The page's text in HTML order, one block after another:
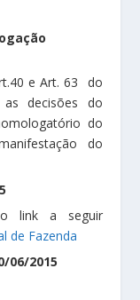
e Art. 63 do
as decisões do
do
do
link a seguir
de Fazenda
06/2015